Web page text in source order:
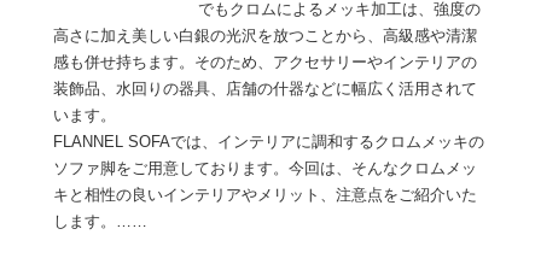
でもクロムによるメッキ加工は、強度の
高さに加え美しい白銀の光沢を放つことから、高級感や清潔
感も併せ持ちます。そのため、アクセサリーやインテリアの
装飾品、水回りの器具、店舗の什器などに幅広く活用されて
います。
FLANNEL SOFAでは、インテリアに調和するクロムメッキの
ソファ脚をご用意しております。今回は、そんなクロムメッ
キと相性の良いインテリアやメリット、注意点をご紹介いた
します。……